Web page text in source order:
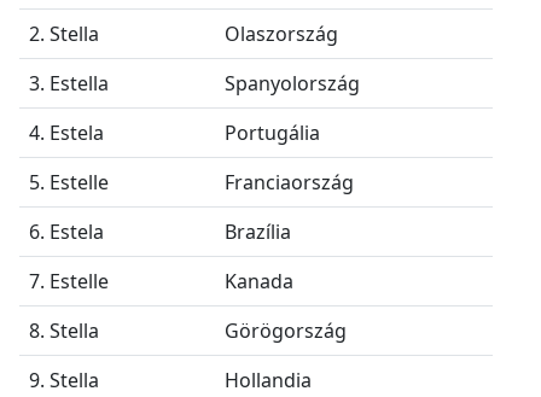
2. Stella
Olaszország
3. Estella
Spanyolország
4. Estela
Portugália
5. Estelle
Franciaország
6. Estela
Brazília
7. Estelle
Kanada
8. Stella
Görögország
9. Stella
Hollandia